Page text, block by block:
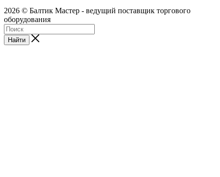
2026 © Балтик Мастер - ведущий поставщик торгового
оборудования
Найти